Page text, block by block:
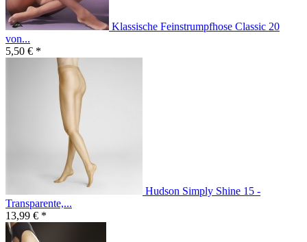
Klassische Feinstrumpfhose Classic 20
von...
5,50 € *
Hudson Simply Shine 15 -
Transparente,...
13,99 € *